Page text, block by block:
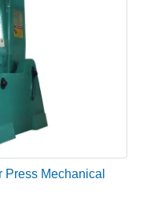
dugoročno se
Nadalje, budući
operater je siguran
Mechanical